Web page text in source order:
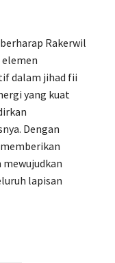
Rakerwil
elemen
dalam jihad fii
yang kuat
Dengan
lapisan